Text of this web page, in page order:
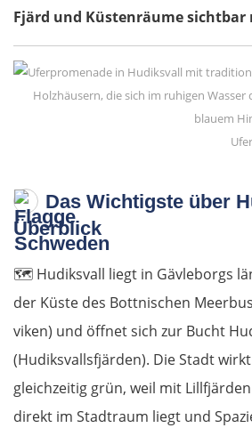
Fjärd und Küstenräume sichtbar
Das Wichtigste über
Überblick
🗺️ Hudiksvall liegt in Gävleborgs
der Küste des Bottnischen
viken) und öffnet sich zur Bucht
(Hudiksvallsfjärden). Die Stadt
gleichzeitig grün, weil mit
direkt im Stadtraum liegt und
OSTROUTE
Pärnu
Lettland
Salacgrīva
Jelgava